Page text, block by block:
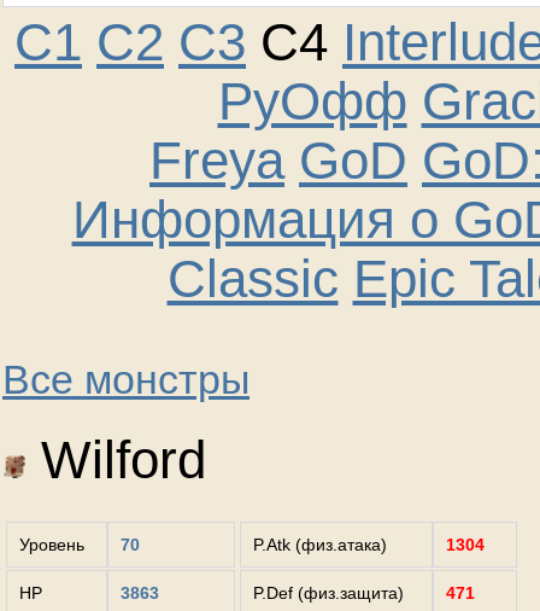
C1 C2 C3 C4
РуОфф
Freya GoD
Информация о
Classic Epic
Все монстры
Wilford
Уровень 70
HP 3863
P.Atk (физ.атака) 1304
P.Def (физ.защита) 471